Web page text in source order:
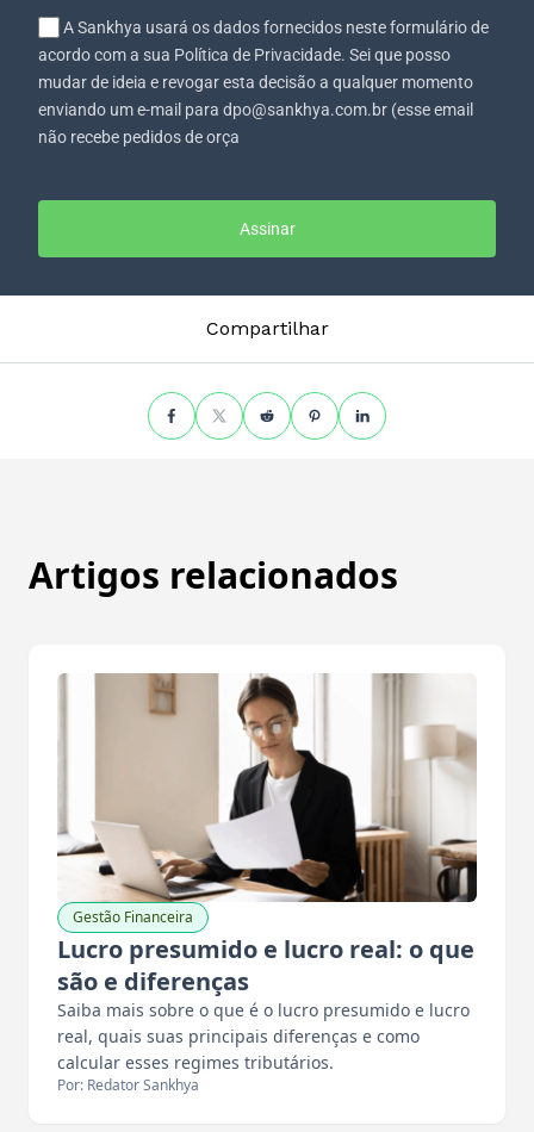
A Sankhya usará os dados fornecidos neste formulário de
acordo com a sua Política de Privacidade. Sei que posso
mudar de ideia e revogar esta decisão a qualquer momento
enviando um e-mail para dpo@sankhya.com.br (esse email
não recebe pedidos de orça
Assinar
Compartilhar
Artigos relacionados
Gestão Financeira
Lucro presumido e lucro real: o que
são e diferenças
Saiba mais sobre o que é o lucro presumido e lucro
real, quais suas principais diferenças e como
calcular esses regimes tributários.
Por: Redator Sankhya